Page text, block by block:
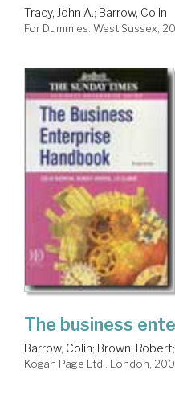
Tracy, John A.; Barrow, Colin
For Dummies. West Sussex,
The business
Barrow, Colin; Brown, Robert;
Kogan Page Ltd.. London,